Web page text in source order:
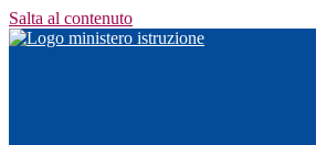
Salta al contenuto